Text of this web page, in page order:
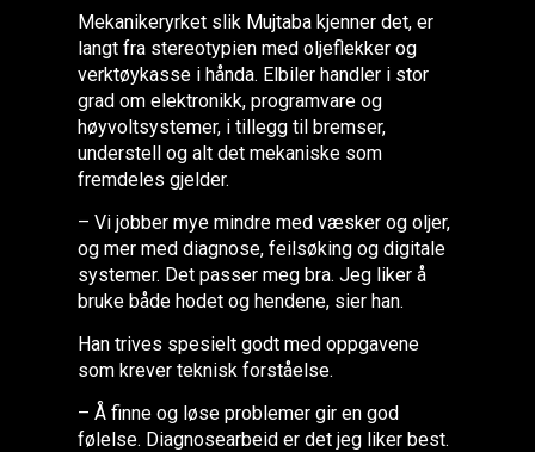
Mekanikeryrket slik Mujtaba kjenner det, er
langt fra stereotypien med oljeflekker og
verktøykasse i hånda. Elbiler handler i stor
grad om elektronikk, programvare og
høyvoltsystemer, i tillegg til bremser,
understell og alt det mekaniske som
fremdeles gjelder.
– Vi jobber mye mindre med væsker og oljer,
og mer med diagnose, feilsøking og digitale
systemer. Det passer meg bra. Jeg liker å
bruke både hodet og hendene, sier han.
Han trives spesielt godt med oppgavene
som krever teknisk forståelse.
– Å finne og løse problemer gir en god
følelse. Diagnosearbeid er det jeg liker best.